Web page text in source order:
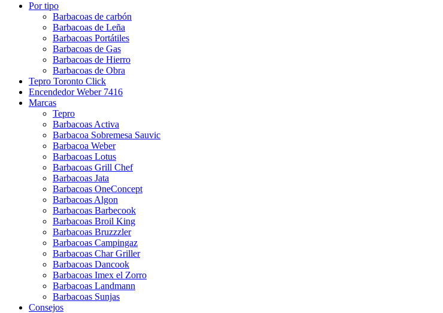
Por tipo
Barbacoas de carbón
Barbacoas de Leña
Barbacoas Portátiles
Barbacoas de Gas
Barbacoas de Hierro
Barbacoas de Obra
Tepro Toronto Click
Encendedor Weber 7416
Marcas
Tepro
Barbacoas Activa
Barbacoa Sobremesa Sauvic
Barbacoa Weber
Barbacoas Lotus
Barbacoas Grill Chef
Barbacoas Jata
Barbacoas OneConcept
Barbacoas Algon
Barbacoas Barbecook
Barbacoas Broil King
Barbacoas Bruzzzler
Barbacoas Campingaz
Barbacoas Char Griller
Barbacoas Dancook
Barbacoas Imex el Zorro
Barbacoas Landmann
Barbacoas Sunjas
Consejos